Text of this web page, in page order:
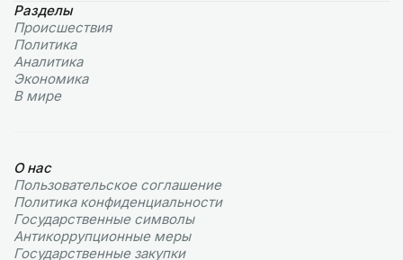
Разделы
Происшествия
Политика
Аналитика
Экономика
В мире
О нас
Пользовательское соглашение
Политика конфиденциальности
Государственные символы
Антикоррупционные меры
Государственные закупки